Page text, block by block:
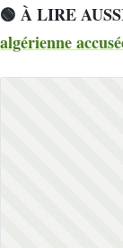
🟢 À LIRE
algérienne